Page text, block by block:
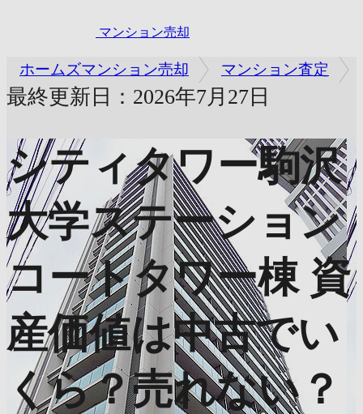
マンション売却
ホームズマンション売却 マンション査定
最終更新日：2026年7月27日
シティタワー駒沢
大学ステーション
コートタワー棟 資
産価値は中古でい
くら？売れない？